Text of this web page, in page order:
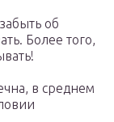
об
Более того,
в среднем